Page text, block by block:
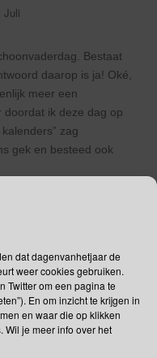
dat dagenvanhetjaar de
weer cookies gebruiken.
Twitter om een pagina te
En om inzicht te krijgen in
en waar die op klikken
Wil je meer info over het
Juli
Bestaat
daarop is ja! Oké,
meer een
doordat ik deze dag op
zag
gek en besteed ook